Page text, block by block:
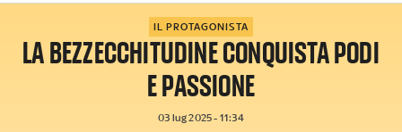
IL PROTAGONISTA
LA BEZZECCHITUDINE CONQUISTA PODI
E PASSIONE
03 lug 2025 - 11:34